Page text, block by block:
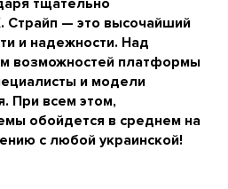
Страйп — это высочайший
и надежности. Над
возможностей платформы
и модели
При всем этом,
обойдется в среднем на
с любой украинской!